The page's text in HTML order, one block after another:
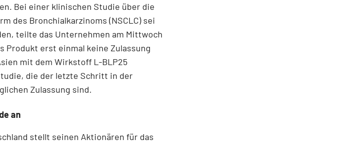
Bei einer klinischen Studie über die
des Bronchialkarzinoms (NSCLC) sei
teilte das Unternehmen am Mittwoch
Produkt erst einmal keine Zulassung
mit dem Wirkstoff L-BLP25
die der letzte Schritt in der
Zulassung sind.
an
stellt seinen Aktionären für das